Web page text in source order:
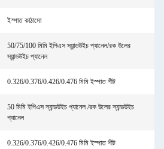
ইস্পাত কাঠামো
50/75/100 মিমি ইপিএস স্যান্ডউইচ প্যানেল/রক উলের
স্যান্ডউইচ প্যানেল
0.326/0.376/0.426/0.476 মিমি ইস্পাত শীট
50 মিমি ইপিএস স্যান্ডউইচ প্যানেল /রক উলের স্যান্ডউইচ
প্যানেল
0.326/0.376/0.426/0.476 মিমি ইস্পাত শীট